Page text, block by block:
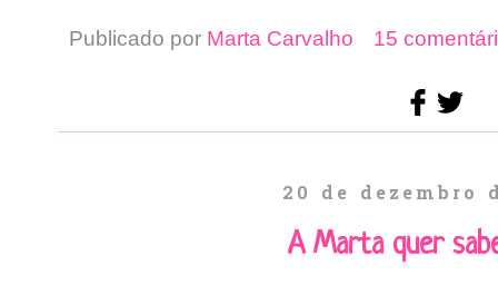
Publicado por Marta Carvalho 15
20 de dezembro
A Marta quer